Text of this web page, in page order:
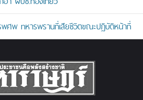
พศพ ทหารพรานที่เสียชีวิตขณะปฏิบัติหน้าที่